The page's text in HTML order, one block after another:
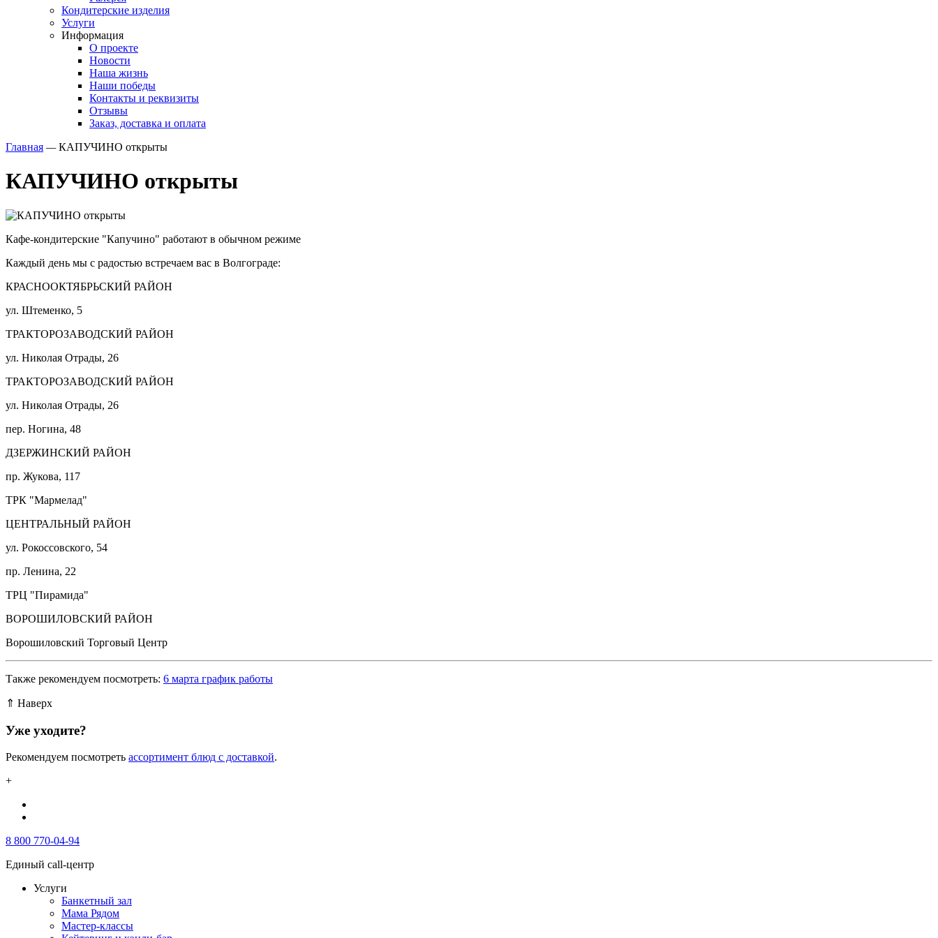
Кондитерские изделия
Услуги
Информация
О проекте
Новости
Наша жизнь
Наши победы
Контакты и реквизиты
Отзывы
Заказ, доставка и оплата
Главная — КАПУЧИНО открыты
КАПУЧИНО открыты
Кафе-кондитерские "Капучино" работают в обычном режиме
Каждый день мы с радостью встречаем вас в Волгограде:
КРАСНООКТЯБРЬСКИЙ РАЙОН
ул. Штеменко, 5
ТРАКТОРОЗАВОДСКИЙ РАЙОН
ул. Николая Отрады, 26
ТРАКТОРОЗАВОДСКИЙ РАЙОН
ул. Николая Отрады, 26
пер. Ногина, 48
ДЗЕРЖИНСКИЙ РАЙОН
пр. Жукова, 117
ТРК "Мармелад"
ЦЕНТРАЛЬНЫЙ РАЙОН
ул. Рокоссовского, 54
пр. Ленина, 22
ТРЦ "Пирамида"
ВОРОШИЛОВСКИЙ РАЙОН
Ворошиловский Торговый Центр
Также рекомендуем посмотреть: 6 марта график работы
⇑ Наверх
Уже уходите?
Рекомендуем посмотреть ассортимент блюд с доставкой.
+
8 800 770-04-94
Единый call-центр
Услуги
Банкетный зал
Мама Рядом
Мастер-классы